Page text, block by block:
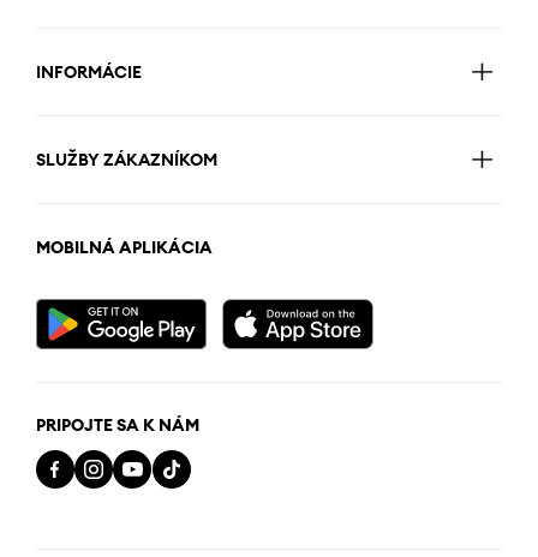
INFORMÁCIE
SLUŽBY ZÁKAZNÍKOM
MOBILNÁ APLIKÁCIA
PRIPOJTE SA K NÁM